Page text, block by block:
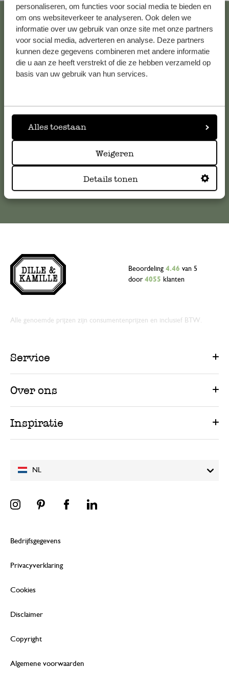
personaliseren, om functies voor social media te bieden en
om ons websiteverkeer te analyseren. Ook delen we
informatie over uw gebruik van onze site met onze partners
voor social media, adverteren en analyse. Deze partners
kunnen deze gegevens combineren met andere informatie
die u aan ze heeft verstrekt of die ze hebben verzameld op
basis van uw gebruik van hun services.
Alles toestaan
Weigeren
Details tonen
Bekijk alle 62 winkels
Klantenservice
meestgestelde vragen.
Online Klantenservice
NL
Beoordeling 4.46 van 5
door 4055 klanten
Alle genoemde prijzen zijn consumentenprijzen en inclusief BTW.
Service
Over ons
Inspiratie
Bedrijfsgegevens
Privacyverklaring
Cookies
Disclaimer
Copyright
Algemene voorwaarden